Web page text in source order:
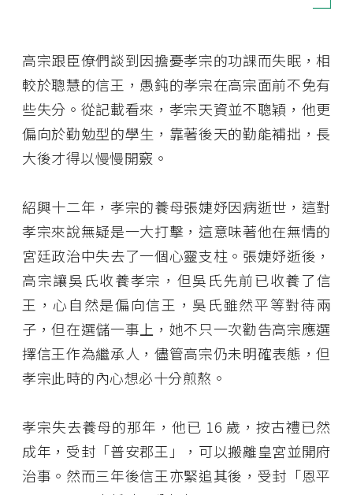
高宗跟臣僚們談到因擔憂孝宗的功課而失眠，相
較於聰慧的信王，愚鈍的孝宗在高宗面前不免有
些失分。從記載看來，孝宗天資並不聰穎，他更
偏向於勤勉型的學生，靠著後天的勤能補拙，長
大後才得以慢慢開竅。
紹興十二年，孝宗的養母張婕妤因病逝世，這對
孝宗來說無疑是一大打擊，這意味著他在無情的
宮廷政治中失去了一個心靈支柱。張婕妤逝後，
高宗讓吳氏收養孝宗，但吳氏先前已收養了信
王，心自然是偏向信王，吳氏雖然平等對待兩
子，但在選儲一事上，她不只一次勸告高宗應選
擇信王作為繼承人，儘管高宗仍未明確表態，但
孝宗此時的內心想必十分煎熬。
孝宗失去養母的那年，他已 16 歲，按古禮已然
成年，受封「普安郡王」，可以搬離皇宮並開府
治事。然而三年後信王亦緊追其後，受封「恩平